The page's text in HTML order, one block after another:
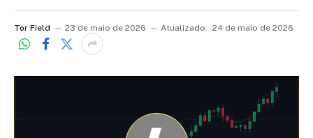
Tor Field 23 de maio de 2026 Atualizado: 24 de maio de 2026